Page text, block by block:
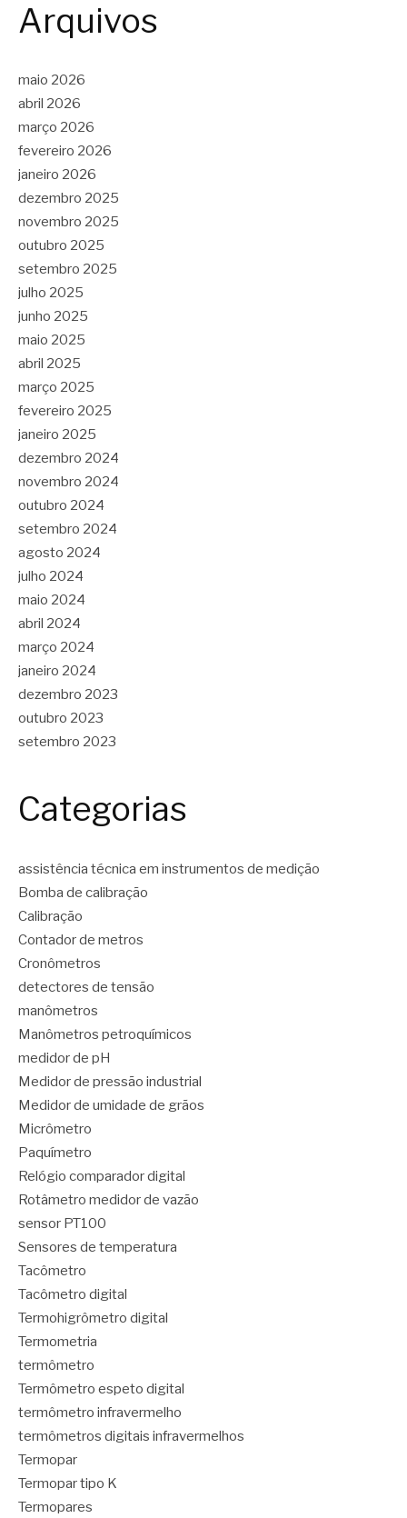
Arquivos
maio 2026
abril 2026
março 2026
fevereiro 2026
janeiro 2026
dezembro 2025
novembro 2025
outubro 2025
setembro 2025
julho 2025
junho 2025
maio 2025
abril 2025
março 2025
fevereiro 2025
janeiro 2025
dezembro 2024
novembro 2024
outubro 2024
setembro 2024
agosto 2024
julho 2024
maio 2024
abril 2024
março 2024
janeiro 2024
dezembro 2023
outubro 2023
setembro 2023
Categorias
assistência técnica em instrumentos de medição
Bomba de calibração
Calibração
Contador de metros
Cronômetros
detectores de tensão
manômetros
Manômetros petroquímicos
medidor de pH
Medidor de pressão industrial
Medidor de umidade de grãos
Micrômetro
Paquímetro
Relógio comparador digital
Rotâmetro medidor de vazão
sensor PT100
Sensores de temperatura
Tacômetro
Tacômetro digital
Termohigrômetro digital
Termometria
termômetro
Termômetro espeto digital
termômetro infravermelho
termômetros digitais infravermelhos
Termopar
Termopar tipo K
Termopares